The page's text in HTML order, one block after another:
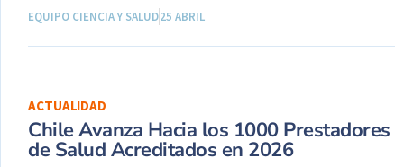
EQUIPO CIENCIA Y SALUD25 ABRIL
ACTUALIDAD
Chile Avanza Hacia los 1000 Prestadores
de Salud Acreditados en 2026